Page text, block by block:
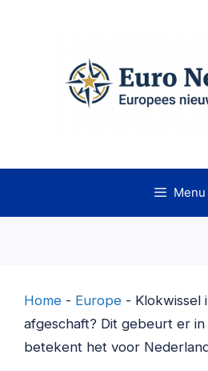
Menu
Home - Europe - Klokwissel
afgeschaft? Dit gebeurt er
betekent het voor